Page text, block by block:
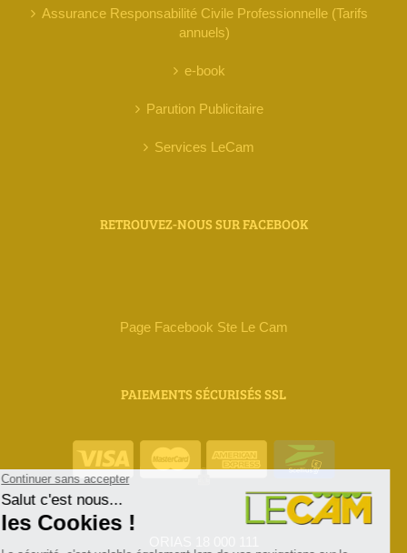
Assurance Responsabilité Civile Professionnelle (Tarifs
annuels)
e-book
Parution Publicitaire
Services LeCam
RETROUVEZ-NOUS SUR FACEBOOK
Page Facebook Ste Le Cam
PAIEMENTS SÉCURISÉS SSL